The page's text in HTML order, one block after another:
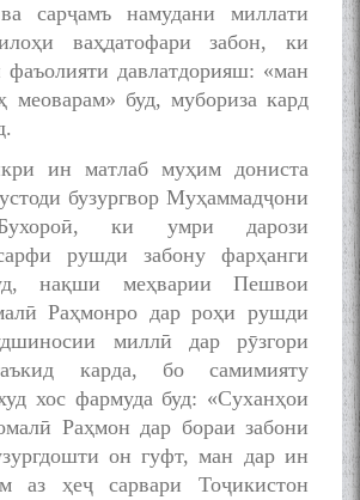
сарҷамъ намудани миллати
ваҳдатофари забон, ки
фаъолияти давлатдорияш: «ман
меоварам» буд, мубориза кард
ин матлаб муҳим дониста
бузургвор Муҳаммадҷони
ки умри дарози
рушди забону фарҳанги
нақши меҳварии Пешвои
Раҳмонро дар роҳи рушди
миллӣ дар рӯзгори
карда, бо самимияту
хос фармуда буд: «Суханҳои
Раҳмон дар бораи забони
он гуфт, ман дар ин
аз ҳеҷ сарвари Тоҷикистон
of
with Mumyin
Kanoat
Gulf Beautiful
Устод Мумин
Mumin Qanoat)
Mehryar
the conflict